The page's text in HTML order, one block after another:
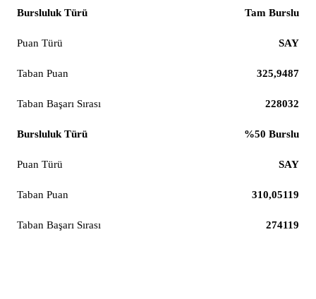
Tam Burslu
SAY
325,9487
228032
%50 Burslu
SAY
310,05119
274119